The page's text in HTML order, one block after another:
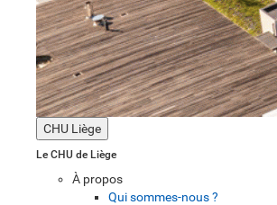
CHU Liège
Le CHU de Liège
À propos
Qui sommes-nous ?